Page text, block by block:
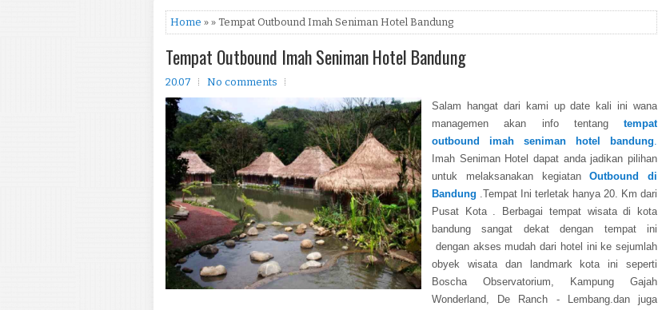
Home » » Tempat Outbound Imah Seniman Hotel Bandung
Tempat Outbound Imah Seniman Hotel Bandung
20.07
No comments
Salam hangat dari kami up date kali ini wana
managemen akan info tentang tempat
outbound imah seniman hotel bandung.
Imah Seniman Hotel dapat anda jadikan pilihan
untuk melaksanakan kegiatanOutbound di
Bandung .Tempat Ini terletak hanya 20. Km dari
Pusat Kota . Berbagai tempat wisata di kota
bandung sangat dekat dengan tempat ini
dengan akses mudah dari hotel ini ke sejumlah
obyek wisata dan landmark kota ini seperti
Boscha Observatorium, Kampung Gajah
Wonderland, De Ranch - Lembang.dan juga